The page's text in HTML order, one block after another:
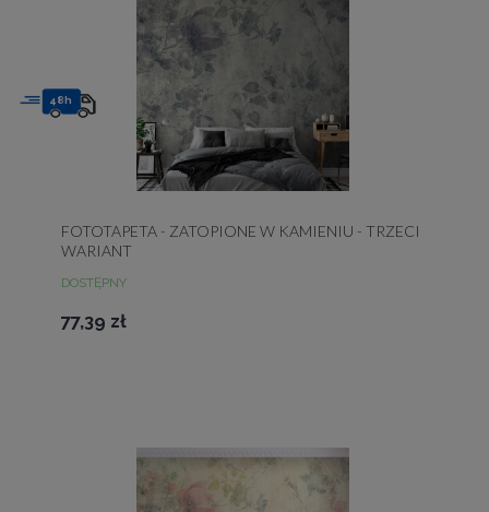
FOTOTAPETA - ZATOPIONE W KAMIENIU - TRZECI
WARIANT
DOSTĘPNY
77,39 zł
48h